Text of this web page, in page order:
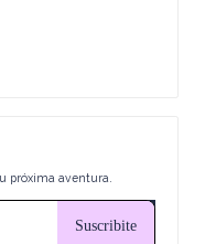
próxima aventura.